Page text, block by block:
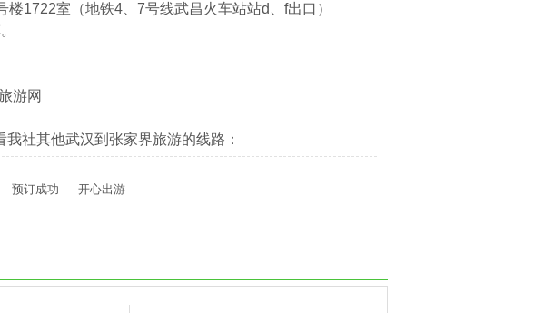
1722室（地铁4、7号线武昌火车站站d、f出口）
游网
社其他武汉到张家界旅游的线路：
预订成功 开心出游